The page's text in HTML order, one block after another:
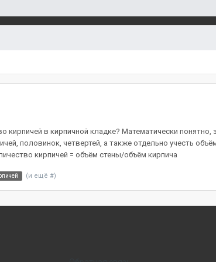
кирпичей в кирпичной кладке? Математически
половинок, четвертей, а также отдельно учесть
кирпичей = объём стены/объём кирпича
(и ещё #)